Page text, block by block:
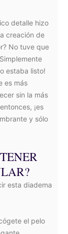
detalle hizo
creación de
No tuve que
estaba listo!
es más
sin la más
¡es
y sólo
esta diadema
el pelo